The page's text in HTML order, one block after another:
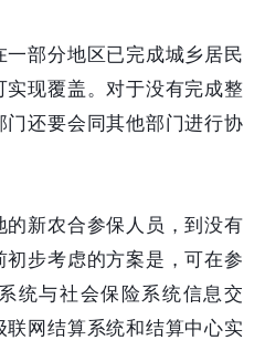
部分地区已完成城乡居民
实现覆盖。对于没有完成整
还要会同其他部门进行协
新农合参保人员，到没有
步考虑的方案是，可在参
统与社会保险系统信息交
网结算系统和结算中心实